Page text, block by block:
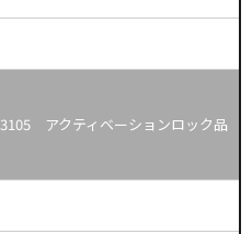
アクティベーションロック品